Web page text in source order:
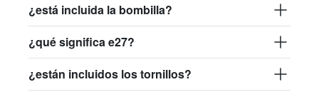
¿está incluida la bombilla?
¿qué significa e27?
¿están incluidos los tornillos?